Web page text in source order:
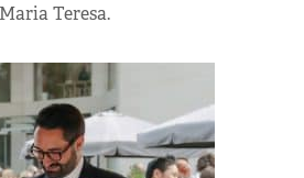
Teresa.